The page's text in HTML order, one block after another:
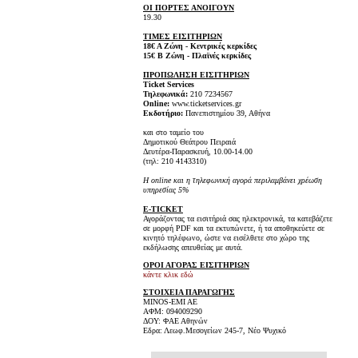
ΟΙ ΠΟΡΤΕΣ ΑΝΟΙΓΟΥΝ
19.30
ΤΙΜΕΣ ΕΙΣΙΤΗΡΙΩΝ
18€ Α Ζώνη - Κεντρικές κερκίδες
15€ Β Ζώνη - Πλαϊνές κερκίδες
ΠΡΟΠΩΛΗΣΗ ΕΙΣΙΤΗΡΙΩΝ
Ticket Services
Τηλεφωνικά: 210 7234567
Online: www.ticketservices.gr
Εκδοτήριο: Πανεπιστημίου 39, Αθήνα
και στο ταμείο του
Δημοτικού Θεάτρου Πειραιά
Δευτέρα-Παρασκευή, 10.00-14.00
(τηλ: 210 4143310)
H online και η τηλεφωνική αγορά περιλαμβάνει χρέωση
υπηρεσίας 5%
E-TICKET
Αγοράζοντας τα εισιτήριά σας ηλεκτρονικά, τα κατεβάζετε
σε μορφή PDF και τα εκτυπώνετε, ή τα αποθηκεύετε σε
κινητό τηλέφωνο, ώστε να εισέλθετε στο χώρο της
εκδήλωσης απευθείας με αυτά.
ΟΡΟΙ ΑΓΟΡΑΣ ΕΙΣΙΤΗΡΙΩΝ
κάντε κλικ εδώ
ΣΤΟΙΧΕΙΑ ΠΑΡΑΓΩΓΗΣ
MINOS-EMI AE
ΑΦΜ: 094009290
ΔΟΥ: ΦΑΕ Αθηνών
Εδρα: Λεωφ.Μεσογείων 245-7, Νέο Ψυχικό